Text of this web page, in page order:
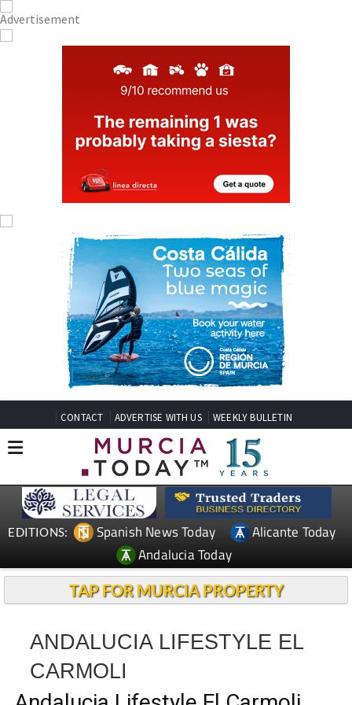
CONTACT ADVERTISE WITH US WEEKLY BULLETIN
EDITIONS: Spanish News Today
Alicante Today
Andalucia Today
TAP FOR MURCIA PROPERTY
ANDALUCIA LIFESTYLE EL
CARMOLI